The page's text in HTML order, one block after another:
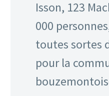
Isson, 123
000
toutes sortes
pour la